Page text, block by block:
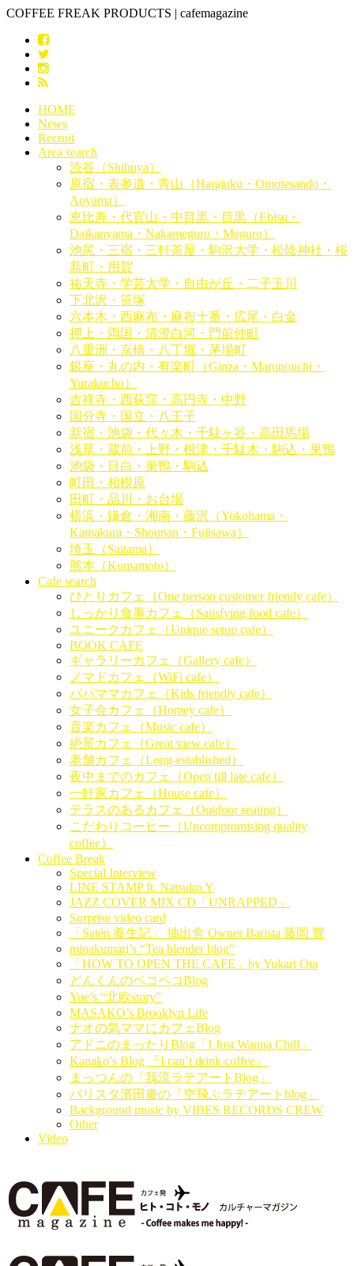
COFFEE FREAK PRODUCTS | cafemagazine
HOME
News
Recruit
Area search
渋谷（Shibuya）
原宿・表参道・青山（Harajuku・Omotesando・
Aoyama）
恵比寿・代官山・中目黒・目黒（Ebisu・
Daikanyama・Nakameguro・Meguro）
池尻・三宿・三軒茶屋・駒沢大学・松陰神社・桜
新町・用賀
祐天寺・学芸大学・自由が丘・二子玉川
下北沢・笹塚
六本木・西麻布・麻布十番・広尾・白金
押上・両国・清澄白河・門前仲町
八重洲・京橋・八丁堀・茅場町
銀座・丸の内・有楽町（Ginza・Marunouchi・
Yurakucho）
吉祥寺・西荻窪・高円寺・中野
国分寺・国立・八王子
新宿・池袋・代々木・千駄ヶ谷・高田馬場
浅草・蔵前・上野・根津・千駄木・駒込・巣鴨
池袋・目白・巣鴨・駒込
町田・相模原
田町・品川・お台場
横浜・鎌倉・湘南・藤沢（Yokohama・
Kamakura・Shounan・Fujisawa）
埼玉（Saitama）
熊本（Kumamoto）
Cafe search
ひとりカフェ（One person customer friendy cafe）
しっかり食事カフェ（Satisfying food cafe）
ユニークカフェ（Unique setup cafe）
BOOK CAFE
ギャラリーカフェ（Gallery cafe）
ノマドカフェ（WiFi cafe）
パパママカフェ（Kids friendly cafe）
女子会カフェ（Homey cafe）
音楽カフェ（Music cafe）
絶景カフェ（Great view cafe）
老舗カフェ（Long-established）
夜中までのカフェ（Open till late cafe）
一軒家カフェ（House cafe）
テラスのあるカフェ（Outdoor seating）
こだわりコーヒー（Uncompromising quality
coffee）
Coffee Break
Special Interview
LINE STAMP ft. Natsuko.Y
JAZZ COVER MIX CD「UNRAPPED」
Surprise video card
「Satén 養生記」 抽出舎 Owner Barista 藤岡 響
minakumari’s “Tea blender blog”
「HOW TO OPEN THE CAFE」by Yukari Ota
どんくんのペコペコBlog
Yue’s “北欧story”
MASAKO’s Brooklyn Life
ナオの気ママにカフェBlog
アドニのまったりBlog「I Just Wanna Chill」
Kanako’s Blog 『I can’t drink coffee』
まっつんの「我流ラテアートBlog」
バリスタ濱田慶の「空飛ぶラテアートblog」
Background music by VIBES RECORDS CREW
Other
Video